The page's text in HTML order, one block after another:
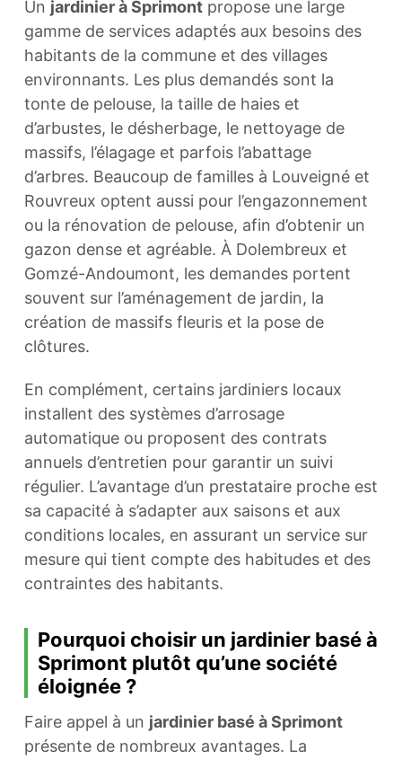
Un jardinier à Sprimontpropose une large
gamme de services adaptés aux besoins des
habitants de la commune et des villages
environnants. Les plus demandés sont la
tonte de pelouse, la taille de haies et
d’arbustes, le désherbage, le nettoyage de
massifs, l’élagage et parfois l’abattage
d’arbres. Beaucoup de familles à Louveigné et
Rouvreux optent aussi pour l’engazonnement
ou la rénovation de pelouse, afin d’obtenir un
gazon dense et agréable. À Dolembreux et
Gomzé-Andoumont, les demandes portent
souvent sur l’aménagement de jardin, la
création de massifs fleuris et la pose de
clôtures.
En complément, certains jardiniers locaux
installent des systèmes d’arrosage
automatique ou proposent des contrats
annuels d’entretien pour garantir un suivi
régulier. L’avantage d’un prestataire proche est
sa capacité à s’adapter aux saisons et aux
conditions locales, en assurant un service sur
mesure qui tient compte des habitudes et des
contraintes des habitants.
Pourquoi choisir un jardinier basé à
Sprimont plutôt qu’une société
éloignée ?
Faire appel à un jardinier basé à Sprimont
présente de nombreux avantages. La